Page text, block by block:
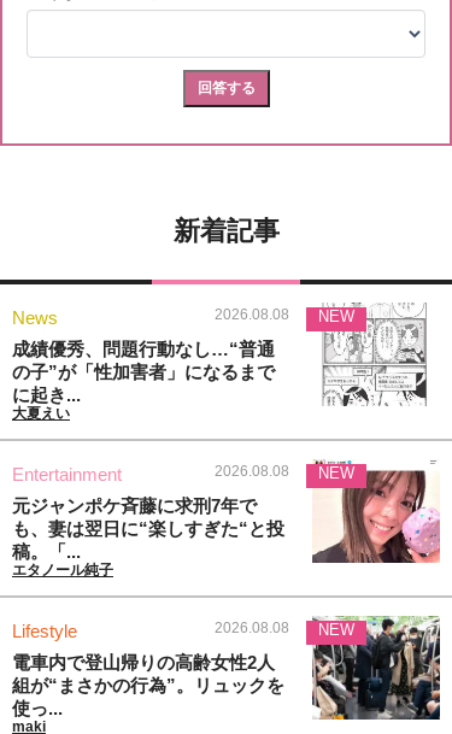
新着記事
News 2026.08.08
成績優秀、問題行動なし…“普通
の子”が「性加害者」になるまで
に起き...
大夏えい
NEW
Entertainment 2026.08.08
元ジャンポケ斉藤に求刑7年で
も、妻は翌日に“楽しすぎた“と投
稿。「...
エタノール純子
NEW
Lifestyle 2026.08.08
電車内で登山帰りの高齢女性2人
組が“まさかの行為”。リュックを
使っ...
maki
NEW